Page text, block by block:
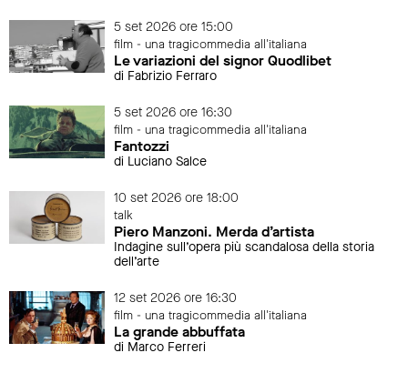
5 set 2026 ore 15:00
film - una tragicommedia all'italiana
Le variazioni del signor Quodlibet
di Fabrizio Ferraro
5 set 2026 ore 16:30
film - una tragicommedia all'italiana
Fantozzi
di Luciano Salce
10 set 2026 ore 18:00
talk
Piero Manzoni. Merda d’artista
Indagine sull’opera più scandalosa della storia
dell’arte
12 set 2026 ore 16:30
film - una tragicommedia all'italiana
La grande abbuffata
di Marco Ferreri